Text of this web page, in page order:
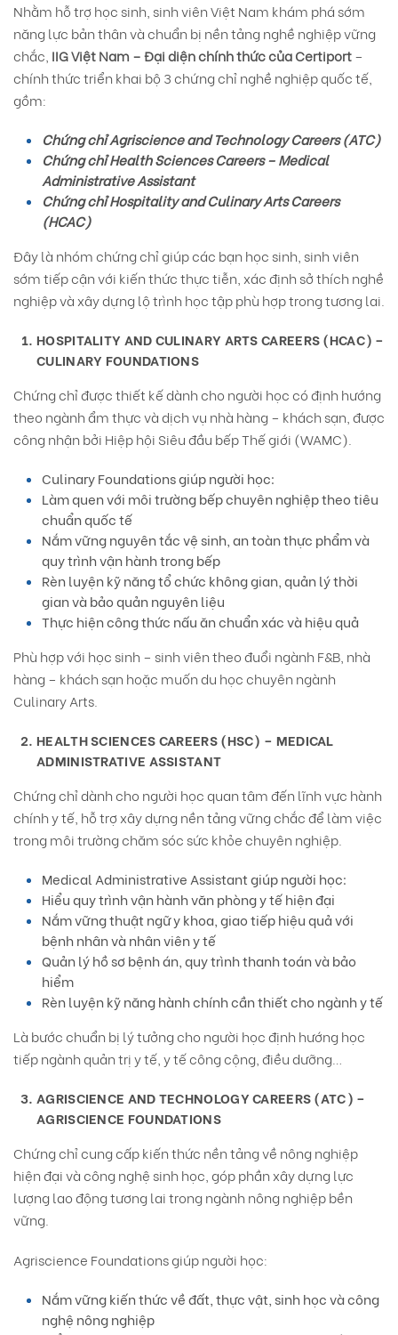
Nhằm hỗ trợ học sinh, sinh viên Việt Nam khám phá sớm
năng lực bản thân và chuẩn bị nền tảng nghề nghiệp vững
chắc, IIG Việt Nam – Đại diện chính thức của Certiport–
chính thức triển khai bộ 3 chứng chỉ nghề nghiệp quốc tế,
gồm:
Chứng chỉ Agriscience and Technology Careers (ATC)
Chứng chỉ Health Sciences Careers – Medical
Administrative Assistant
Chứng chỉ Hospitality and Culinary Arts Careers
(HCAC)
Đây là nhóm chứng chỉ giúp các bạn học sinh, sinh viên
sớm tiếp cận với kiến thức thực tiễn, xác định sở thích nghề
nghiệp và xây dựng lộ trình học tập phù hợp trong tương lai.
HOSPITALITY AND CULINARY ARTS CAREERS (HCAC) –
CULINARY FOUNDATIONS
Chứng chỉ được thiết kế dành cho người học có định hướng
theo ngành ẩm thực và dịch vụ nhà hàng – khách sạn, được
công nhận bởi Hiệp hội Siêu đầu bếp Thế giới (WAMC).
Culinary Foundations giúp người học:
Làm quen với môi trường bếp chuyên nghiệp theo tiêu
chuẩn quốc tế
Nắm vững nguyên tắc vệ sinh, an toàn thực phẩm và
quy trình vận hành trong bếp
Rèn luyện kỹ năng tổ chức không gian, quản lý thời
gian và bảo quản nguyên liệu
Thực hiện công thức nấu ăn chuẩn xác và hiệu quả
Phù hợp với học sinh – sinh viên theo đuổi ngành F&B, nhà
hàng – khách sạn hoặc muốn du học chuyên ngành
Culinary Arts.
HEALTH SCIENCES CAREERS (HSC) – MEDICAL
ADMINISTRATIVE ASSISTANT
Chứng chỉ dành cho người học quan tâm đến lĩnh vực hành
chính y tế, hỗ trợ xây dựng nền tảng vững chắc để làm việc
trong môi trường chăm sóc sức khỏe chuyên nghiệp.
Medical Administrative Assistant giúp người học:
Hiểu quy trình vận hành văn phòng y tế hiện đại
Nắm vững thuật ngữ y khoa, giao tiếp hiệu quả với
bệnh nhân và nhân viên y tế
Quản lý hồ sơ bệnh án, quy trình thanh toán và bảo
hiểm
Rèn luyện kỹ năng hành chính cần thiết cho ngành y tế
Là bước chuẩn bị lý tưởng cho người học định hướng học
tiếp ngành quản trị y tế, y tế công cộng, điều dưỡng…
AGRISCIENCE AND TECHNOLOGY CAREERS (ATC) –
AGRISCIENCE FOUNDATIONS
Chứng chỉ cung cấp kiến thức nền tảng về nông nghiệp
hiện đại và công nghệ sinh học, góp phần xây dựng lực
lượng lao động tương lai trong ngành nông nghiệp bền
vững.
Agriscience Foundations giúp người học:
Nắm vững kiến thức về đất, thực vật, sinh học và công
nghệ nông nghiệp